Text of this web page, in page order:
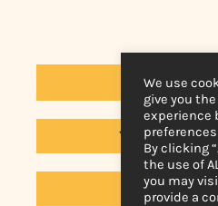
Ymunwch â'n
We use
give you
experience
By clicking
the use of
you may
provide a